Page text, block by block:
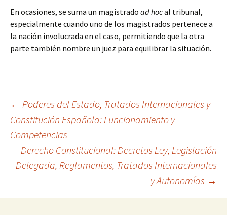
En ocasiones, se suma un magistrado ad hocal tribunal,
especialmente cuando uno de los magistrados pertenece a
la nación involucrada en el caso, permitiendo que la otra
parte también nombre un juez para equilibrar la situación.
Navegación
de
entradas
← Poderes del Estado, Tratados Internacionales y
Constitución Española: Funcionamiento y
Competencias
Derecho Constitucional: Decretos Ley, Legislación
Delegada, Reglamentos, Tratados Internacionales
y Autonomías →